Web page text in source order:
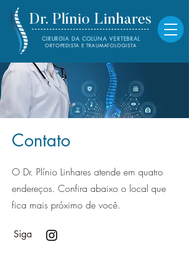
Dr. Plínio Linhares
CIRURGIA DA COLUNA VERTEBRAL
ORTOPEDISTA E TRAUMATOLOGISTA
Contato
O Dr. Plínio Linhares atende em quatro
endereços. Confira abaixo o local que
fica mais próximo de você.
Siga